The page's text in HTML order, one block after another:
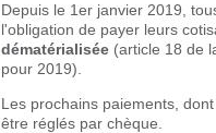
Depuis le 1er janvier 2019,
l'obligation de payer leurs
dématérialisée (article 18 de
pour 2019).
Les prochains paiements,
être réglés par chèque.